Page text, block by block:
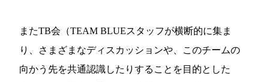
またTB会（TEAM BLUEスタッフが横断的に集ま
り、さまざまなディスカッションや、このチームの
向かう先を共通認識したりすることを目的とした